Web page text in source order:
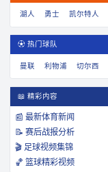
湖人 勇士 凯尔特人
⚽ 热门球队
曼联 利物浦 切尔西
📖 精彩内容
📰 最新体育新闻
📝 赛后战报分析
🎬 足球视频集锦
🏀 篮球精彩视频